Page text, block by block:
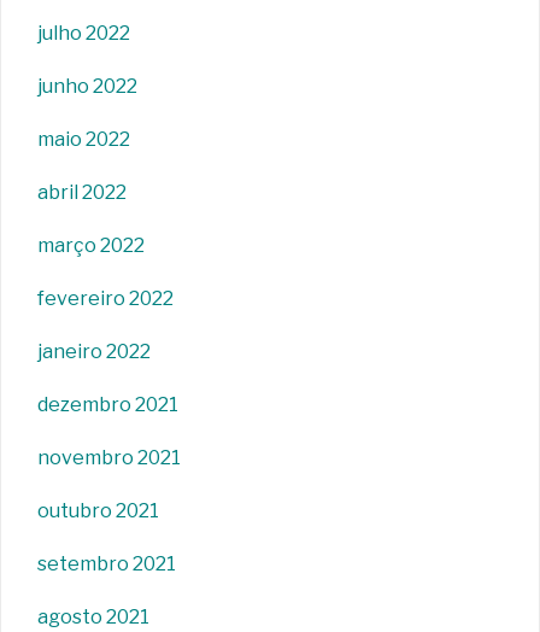
julho 2022
junho 2022
maio 2022
abril 2022
março 2022
fevereiro 2022
janeiro 2022
dezembro 2021
novembro 2021
outubro 2021
setembro 2021
agosto 2021